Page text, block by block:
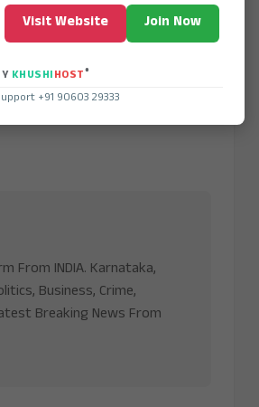
From INDIA. Karnataka,
Business, Crime,
Breaking News From
Visit Website Join Now
KHUSHIHOST®
+91 90603 29333